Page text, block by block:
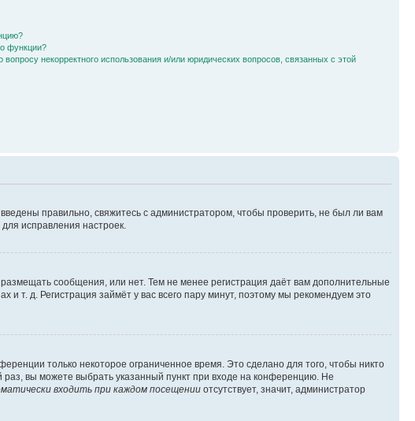
функции?
некорректного использования и/или юридических вопросов, связанных с этой
правильно, свяжитесь с администратором, чтобы проверить, не был ли вам
исправления настроек.
сообщения, или нет. Тем не менее регистрация даёт вам дополнительные
т. д. Регистрация займёт у вас всего пару минут, поэтому мы рекомендуем это
только некоторое ограниченное время. Это сделано для того, чтобы никто
раз, вы можете выбрать указанный пункт при входе на конференцию. Не
входить при каждом посещении отсутствует, значит, администратор